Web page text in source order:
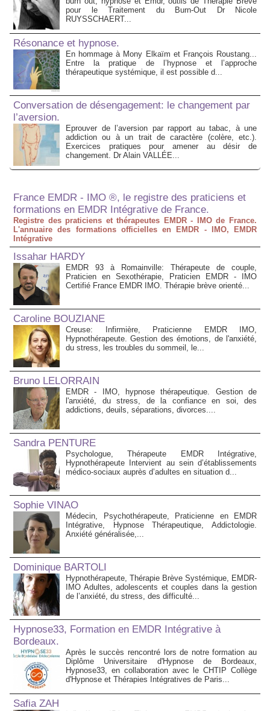
pour le Traitement du Burn-Out Dr Nicole
RUYSSCHAERT...
Résonance et hypnose.
En hommage à Mony Elkaïm et François Roustang...
Entre la pratique de l’hypnose et l’approche
thérapeutique systémique, il est possible d...
Conversation de désengagement: le changement par
l’aversion.
Eprouver de l’aversion par rapport au tabac, à une
addiction ou à un trait de caractère (colère, etc.).
Exercices pratiques pour amener au désir de
changement. Dr Alain VALLÉE...
France EMDR - IMO ®, le registre des praticiens et
formations en EMDR Intégrative de France.
Registre des praticiens et thérapeutes EMDR - IMO de France.
L'annuaire des formations officielles en EMDR - IMO, EMDR
Intégrative
Issahar HARDY
EMDR 93 à Romainville: Thérapeute de couple,
Praticien en Sexothérapie, Praticien EMDR - IMO
Certifié France EMDR IMO. Thérapie brève orienté...
Caroline BOUZIANE
Creuse: Infirmière, Praticienne EMDR IMO,
Hypnothérapeute. Gestion des émotions, de l'anxiété,
du stress, les troubles du sommeil, le...
Bruno LELORRAIN
EMDR - IMO, hypnose thérapeutique. Gestion de
l'anxiété, du stress, de la confiance en soi, des
addictions, deuils, séparations, divorces....
Sandra PENTURE
Psychologue, Thérapeute EMDR Intégrative,
Hypnothérapeute Intervient au sein d’établissements
médico‑sociaux auprès d’adultes en situation d...
Sophie VINAO
Médecin, Psychothérapeute, Praticienne en EMDR
Intégrative, Hypnose Thérapeutique, Addictologie.
Anxiété généralisée,...
Dominique BARTOLI
Hypnothérapeute, Thérapie Brève Systémique, EMDR-
IMO Adultes, adolescents et couples dans la gestion
de l’anxiété, du stress, des difficulté...
Hypnose33, Formation en EMDR Intégrative à
Bordeaux.
Après le succès rencontré lors de notre formation au
Diplôme Universitaire d'Hypnose de Bordeaux,
Hypnose33, en collaboration avec le CHTIP Collège
d'Hypnose et Thérapies Intégratives de Paris...
Safia ZAH